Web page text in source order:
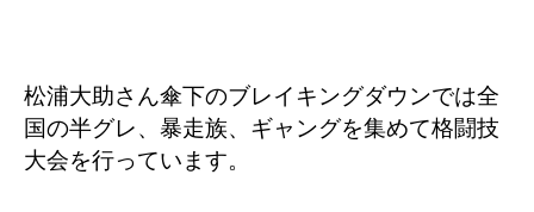
松浦大助さん傘下のブレイキングダウンでは全
国の半グレ、暴走族、ギャングを集めて格闘技
大会を行っています。